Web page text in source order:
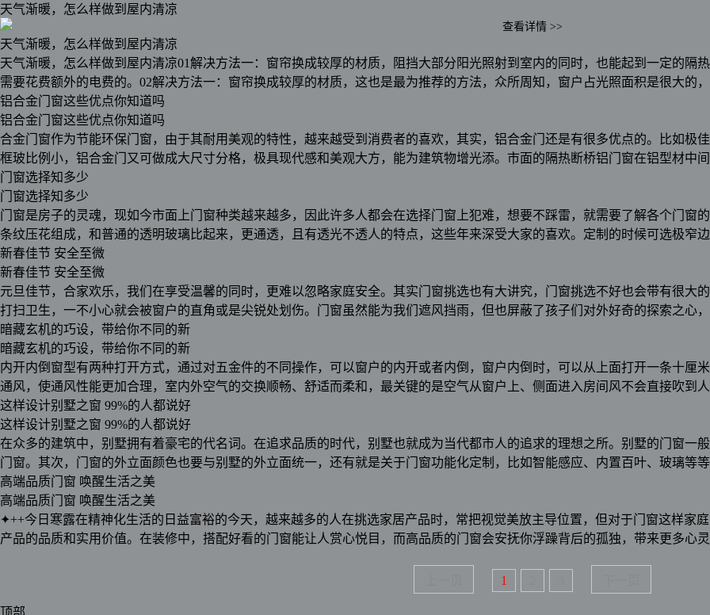
天气渐暖，怎么样做到屋内清凉
查看详情 >>
天气渐暖，怎么样做到屋内清凉
天气渐暖，怎么样做到屋内清凉01解决方法一：窗帘换成较厚的材质，阻挡大部分阳光照射到室内的同时，也能起到一定的隔
需要花费额外的电费的。02解决方法一：窗帘换成较厚的材质，这也是最为推荐的方法，众所周知，窗户占光照面积是很大的
铝合金门窗这些优点你知道吗
铝合金门窗这些优点你知道吗
合金门窗作为节能环保门窗，由于其耐用美观的特性，越来越受到消费者的喜欢，其实，铝合金门还是有很多优点的。比如极
框玻比例小，铝合金门又可做成大尺寸分格，极具现代感和美观大方，能为建筑物增光添。市面的隔热断桥铝门窗在铝型材中
门窗选择知多少
门窗选择知多少
门窗是房子的灵魂，现如今市面上门窗种类越来越多，因此许多人都会在选择门窗上犯难，想要不踩雷，就需要了解各个门窗
条纹压花组成，和普通的透明玻璃比起来，更通透，且有透光不透人的特点，这些年来深受大家的喜欢。定制的时候可选极窄
新春佳节 安全至微
新春佳节 安全至微
元旦佳节，合家欢乐，我们在享受温馨的同时，更难以忽略家庭安全。其实门窗挑选也有大讲究，门窗挑选不好也会带有很大
打扫卫生，一不小心就会被窗户的直角或是尖锐处划伤。门窗虽然能为我们遮风挡雨，但也屏蔽了孩子们对外好奇的探索之心
暗藏玄机的巧设，带给你不同的新
暗藏玄机的巧设，带给你不同的新
内开内倒窗型有两种打开方式，通过对五金件的不同操作，可以窗户的内开或者内倒，窗户内倒时，可以从上面打开一条十厘
通风，使通风性能更加合理，室内外空气的交换顺畅、舒适而柔和，最关键的是空气从窗户上、侧面进入房间风不会直接吹到
这样设计别墅之窗 99%的人都说好
这样设计别墅之窗 99%的人都说好
在众多的建筑中，别墅拥有着豪宅的代名词。在追求品质的时代，别墅也就成为当代都市人的追求的理想之所。别墅的门窗一
门窗。其次，门窗的外立面颜色也要与别墅的外立面统一，还有就是关于门窗功能化定制，比如智能感应、内置百叶、玻璃等
高端品质门窗 唤醒生活之美
高端品质门窗 唤醒生活之美
✦++今日寒露在精神化生活的日益富裕的今天，越来越多的人在挑选家居产品时，常把视觉美放主导位置，但对于门窗这样家
产品的品质和实用价值。在装修中，搭配好看的门窗能让人赏心悦目，而高品质的门窗会安抚你浮躁背后的孤独，带来更多心
1